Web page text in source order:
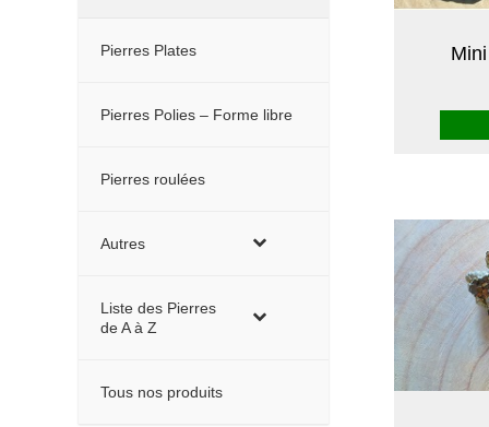
Pierres Plates
Pierres Polies – Forme libre
Pierres roulées
Autres
Liste des Pierres
de A à Z
Tous nos produits